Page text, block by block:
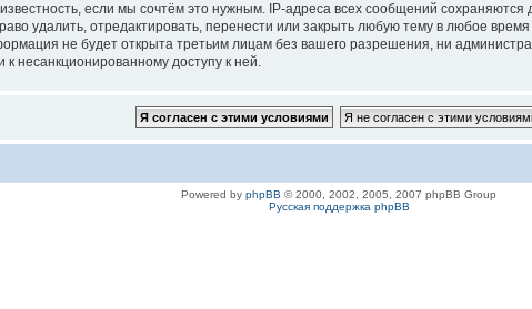
если мы сочтём это нужным. IP-адреса всех сообщений
удалить, отредактировать, перенести или закрыть любую тему в любое
не будет открыта третьим лицам без вашего разрешения, ни
к несанкционированному доступу к ней.
Powered by phpBB © 2000, 2002, 2005, 2007 phpBB Group
Русская поддержка phpBB